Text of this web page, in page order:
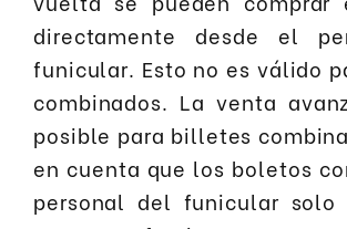
directamente desde el
funicular. Esto no es válido
combinados. La venta
posible para billetes
en cuenta que los boletos
personal del funicular solo